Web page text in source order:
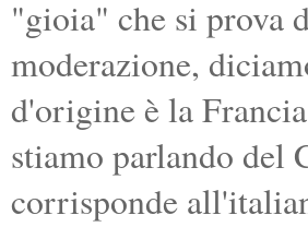
"gioia" che si prova
moderazione,
d'origine è la
stiamo parlando del
corrisponde